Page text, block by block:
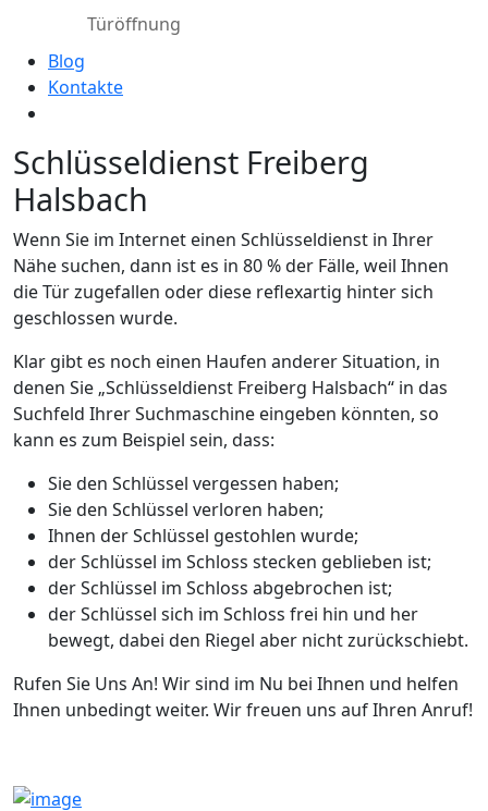
Türöffnung
Blog
Kontakte
Schlüsseldienst Freiberg
Halsbach
Wenn Sie im Internet einen Schlüsseldienst in Ihrer
Nähe suchen, dann ist es in 80 % der Fälle, weil Ihnen
die Tür zugefallen oder diese reflexartig hinter sich
geschlossen wurde.
Klar gibt es noch einen Haufen anderer Situation, in
denen Sie „Schlüsseldienst Freiberg Halsbach“ in das
Suchfeld Ihrer Suchmaschine eingeben könnten, so
kann es zum Beispiel sein, dass:
Sie den Schlüssel vergessen haben;
Sie den Schlüssel verloren haben;
Ihnen der Schlüssel gestohlen wurde;
der Schlüssel im Schloss stecken geblieben ist;
der Schlüssel im Schloss abgebrochen ist;
der Schlüssel sich im Schloss frei hin und her
bewegt, dabei den Riegel aber nicht zurückschiebt.
Rufen Sie Uns An! Wir sind im Nu bei Ihnen und helfen
Ihnen unbedingt weiter. Wir freuen uns auf Ihren Anruf!